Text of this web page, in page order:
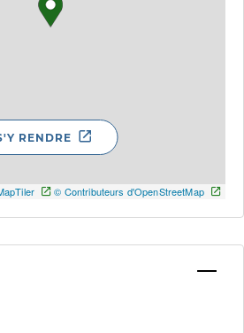
© Contributeurs d'OpenStreetMap
RENDRE